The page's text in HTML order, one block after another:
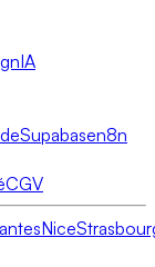
IA
Supabasen8n
CGV
Nice